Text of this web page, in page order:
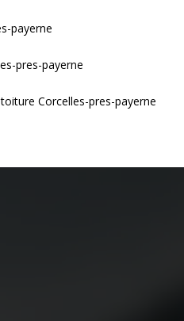
payerne
pres-payerne
Corcelles-pres-payerne